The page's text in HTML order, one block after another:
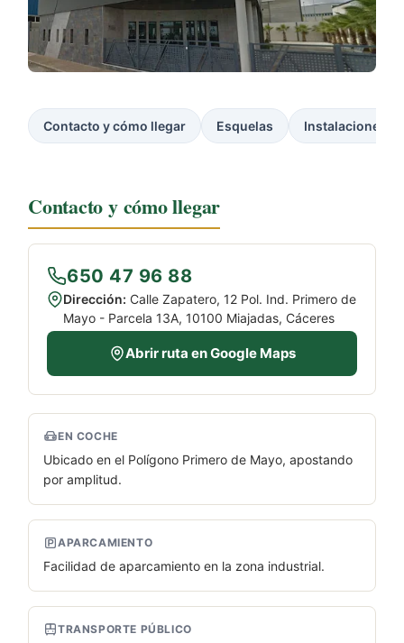
Contacto y cómo llegar Esquelas Instalaciones
Contacto y cómo llegar
650 47 96 88
Dirección: Calle Zapatero, 12 Pol. Ind. Primero de
Mayo - Parcela 13A, 10100 Miajadas, Cáceres
Abrir ruta en Google Maps
EN COCHE
Ubicado en el Polígono Primero de Mayo, apostando
por amplitud.
APARCAMIENTO
Facilidad de aparcamiento en la zona industrial.
TRANSPORTE PÚBLICO